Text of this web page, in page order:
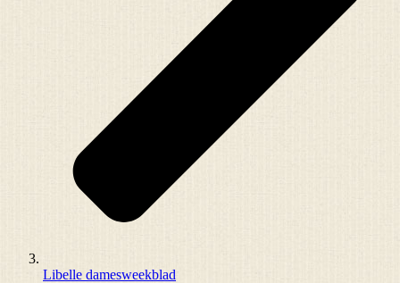
Libelle damesweekblad